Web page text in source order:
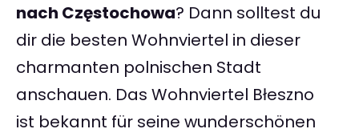
nach Częstochowa? Dann solltest du
dir die besten Wohnviertel in dieser
charmanten polnischen Stadt
anschauen. Das Wohnviertel Błeszno
ist bekannt für seine wunderschönen